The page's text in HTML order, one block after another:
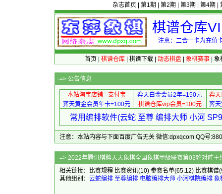
杂志首页 第1期 第2期 第3期 第4期
棋谱仓库
注意：二合一卡为充值
首页 棋谱仓库| 棋谱下载| 动态棋盘| 象棋赛事| 象
-=> 公告信息
本站淘宝店铺 - 支付宝 弈天白金会员2年=150元
弈
弈天黄金会员年卡=100元
棋谱仓库vip会员=100元 弈
常用编排软件(云蛇 至尊 编排大师 小河
注意：本站内容与下面百度广告无关 微信:dpxqcom QQ号
-=> 2022年腾讯棋牌天天象棋全国象棋
相关链接：
比赛规程 比赛资讯(10) 参赛名单(65.12) 比赛棋谱
其他组别： 云蛇编排 至尊编排 电脑编排大师 小河棋院编排 象